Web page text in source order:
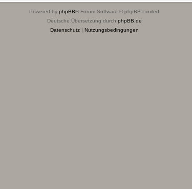
Powered by phpBB® Forum Software © phpBB Limited
Deutsche Übersetzung durch phpBB.de
Datenschutz| Nutzungsbedingungen